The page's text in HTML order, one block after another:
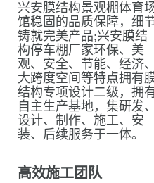
兴安膜结构景观棚体育
馆稳固的品质保障，细
铸就完美产品;兴安膜结
构停车棚厂家环保、美
观、安全、节能、经济
大跨度空间等特点拥有
结构专项设计二级，拥
自主生产基地，集研发
设计、制作、施工、安
装、后续服务于一体。
高效施工团队